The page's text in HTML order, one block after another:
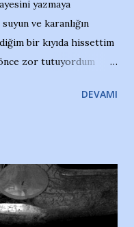
yazmaya
ve karanlığın
bir kıyıda hissettim
zor tutuyordum
web
Adana Yüzme
kuru bir kız çocuğu
Kulübü
DEVAMI